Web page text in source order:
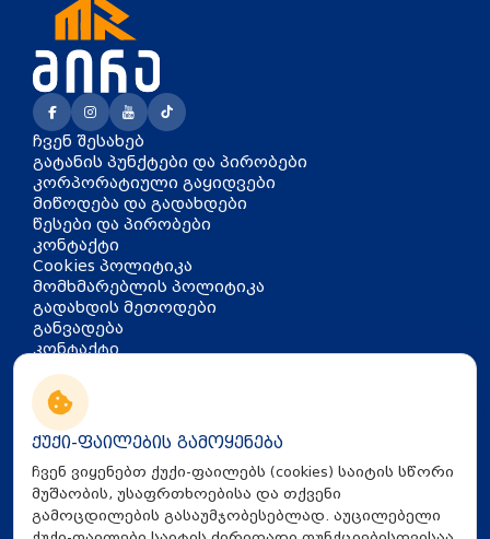
კონტაქტი
თბილისი, აკაკი წერეთლის
გამზირი 126
info@mira.ge
032 235 60 01
ჩვენ შესახებ
გატანის პუნქტები და პირობები
კორპორატიული გაყიდვები
მიწოდება და გადახდები
წესები და პირობები
კონტაქტი
Cookies პოლიტიკა
მომხმარებლის პოლიტიკა
გადახდის მეთოდები
განვადება
ქუქი-ფაილების გამოყენება
ჩვენ ვიყენებთ ქუქი-ფაილებს (cookies) საიტის სწორი
მუშაობის, უსაფრთხოებისა და თქვენი
გამოცდილების გასაუმჯობესებლად. აუცილებელი